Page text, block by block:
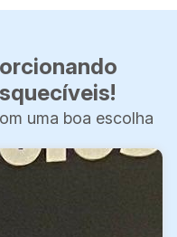
uma boa escolha